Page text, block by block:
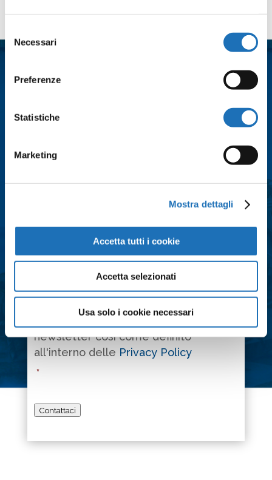
delNecessari
Preferenze
Statistiche
Marketing
Mostra dettagli
Accetta tutti i cookie
Accetta selezionati
Usa solo i cookie necessari
Contattaci
Nome
Cognome
Acconsento al trattamento dei dati
newsletter così come definito
all'interno delle Privacy Policy
*
Contattaci